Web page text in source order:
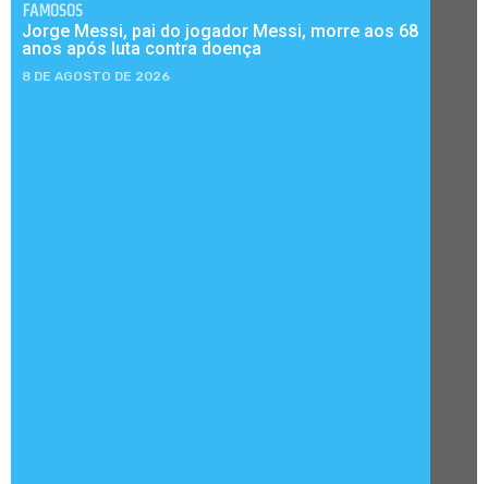
FAMOSOS
Jorge Messi, pai do jogador Messi, morre aos 68
anos após luta contra doença
8 DE AGOSTO DE 2026